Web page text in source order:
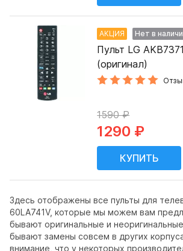
Здесь отображены все пульты для
60LA741V, которые мы можем вам
бывают оригинальные и
бывают замены совсем в других
внимание, что у некоторых
АКЦИЯ Нет в
Пульт LG
(оригинал)
1590 ₽
1290 ₽